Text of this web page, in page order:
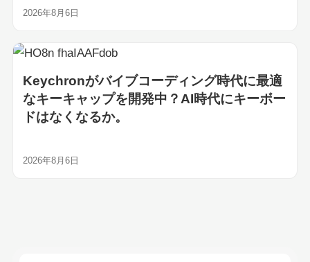
2026年8月6日
Keychronがバイブコーディング時代に最適
なキーキャップを開発中？AI時代にキーボー
ドはなくなるか。
2026年8月6日